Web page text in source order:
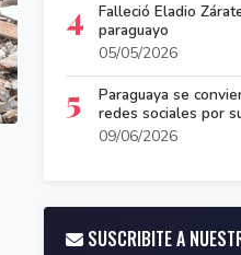
4
Falleció Eladio
paraguayo
05/05/2026
5
Paraguaya se
redes sociales por
09/06/2026
SUSCRIBITE A